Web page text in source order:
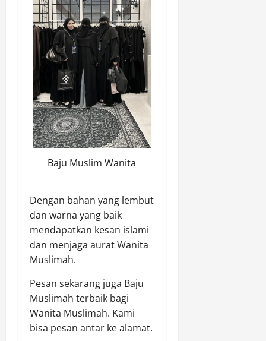
Baju Muslim Wanita
Dengan bahan yang lembut
dan warna yang baik
mendapatkan kesan islami
dan menjaga aurat Wanita
Muslimah.
Pesan sekarang juga Baju
Muslimah terbaik bagi
Wanita Muslimah. Kami
bisa pesan antar ke alamat.